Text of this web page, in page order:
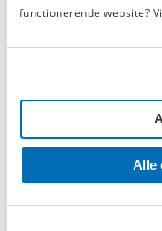
functionerende website?
Alle
Op basis van1
5
1
Schrijf een